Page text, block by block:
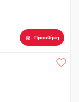
Προσθήκη